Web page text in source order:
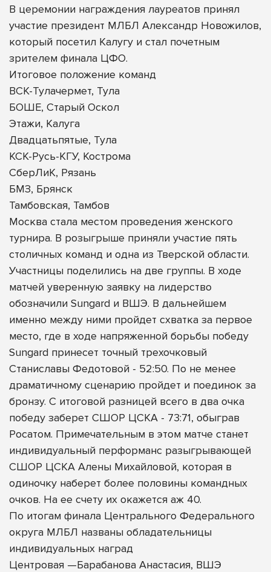
В церемонии награждения лауреатов принял
участие президент МЛБЛ Александр Новожилов,
который посетил Калугу и стал почетным
зрителем финала ЦФО.
Итоговое положение команд
ВСК-Тулачермет, Тула
БОШЕ, Старый Оскол
Этажи, Калуга
Двадцатьпятые, Тула
КСК-Русь-КГУ, Кострома
СберЛиК, Рязань
БМЗ, Брянск
Тамбовская, Тамбов
Москва стала местом проведения женского
турнира. В розыгрыше приняли участие пять
столичных команд и одна из Тверской области.
Участницы поделились на две группы. В ходе
матчей уверенную заявку на лидерство
обозначили Sungard и ВШЭ. В дальнейшем
именно между ними пройдет схватка за первое
место, где в ходе напряженной борьбы победу
Sungard принесет точный трехочковый
Станиславы Федотовой - 52:50. По не менее
драматичному сценарию пройдет и поединок за
бронзу. С итоговой разницей всего в два очка
победу заберет СШОР ЦСКА - 73:71, обыграв
Росатом. Примечательным в этом матче станет
индивидуальный перформанс разыгрывающей
СШОР ЦСКА Алены Михайловой, которая в
одиночку наберет более половины командных
очков. На ее счету их окажется аж 40.
По итогам финала Центрального Федерального
округа МЛБЛ названы обладательницы
индивидуальных наград
Центровая —Барабанова Анастасия, ВШЭ